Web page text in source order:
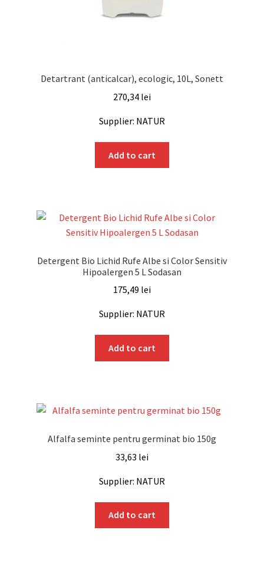
Detartrant (anticalcar), ecologic, 10L, Sonett
270,34 lei
Supplier: NATUR
Add to cart
Detergent Bio Lichid Rufe Albe si Color Sensitiv
Hipoalergen 5 L Sodasan
175,49 lei
Supplier: NATUR
Add to cart
Alfalfa seminte pentru germinat bio 150g
33,63 lei
Supplier: NATUR
Add to cart